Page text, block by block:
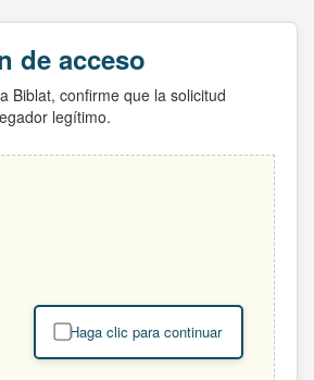
de acceso
Biblat, confirme que la solicitud
legítimo.
Haga clic para continuar